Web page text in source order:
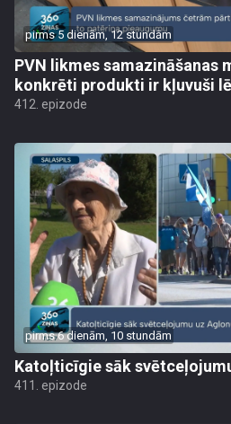
pirms 5 dienām, 12 stundām
PVN likmes samazināšanas
konkrēti produkti ir kļuvuši
412. epizode
pirms 6 dienām, 10 stundām
Katoļticīgie sāk
411. epizode